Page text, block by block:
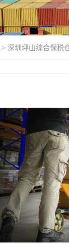
> 深圳坪山综合保税